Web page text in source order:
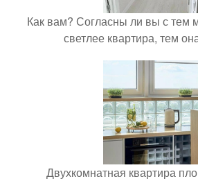
Как вам? Согласны ли вы с тем
светлее квартира, тем
Двухкомнатная квартира